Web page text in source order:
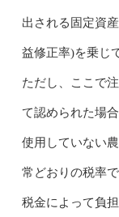
出される固定資
益修正率)を乗じ
ただし、ここで
て認められた場合
使用していない
常どおりの税率
税金によって負